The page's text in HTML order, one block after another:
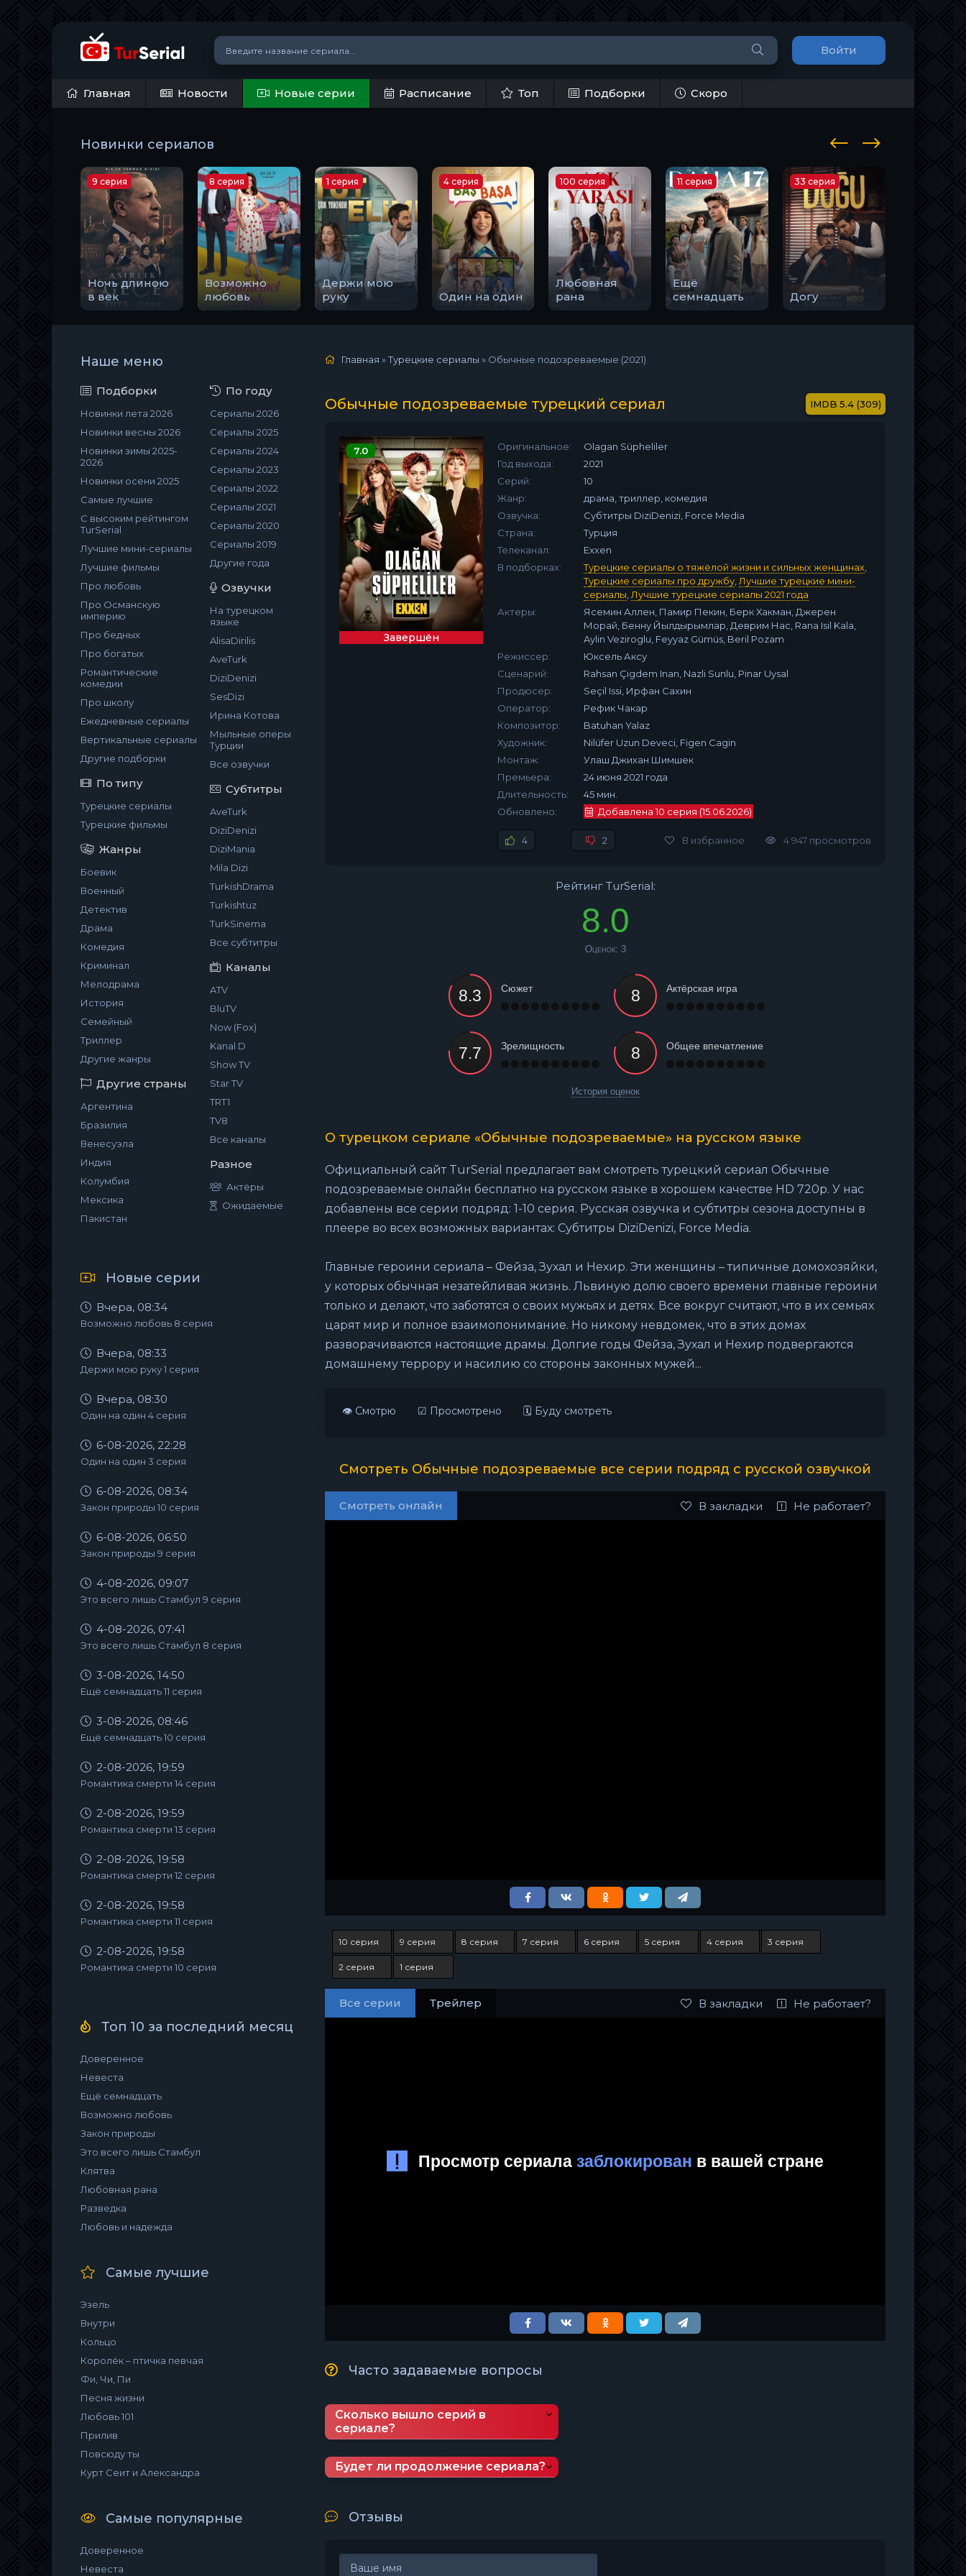
Войти
Главная Новости Новые серии Расписание Топ Подборки Скоро
Новинки сериалов
Ночь длиною
в век
9 серия
Возможно
любовь
8 серия
Держи мою
руку
1 серия
Один на один
4 серия
Любовная
рана
100 серия
Ещё
семнадцать
11 серия
Догу
33 серия
Наше меню
Подборки
Новинки лета 2026
Новинки весны 2026
Новинки зимы 2025-
2026
Новинки осени 2025
Самые лучшие
С высоким рейтингом
TurSerial
Лучшие мини-сериалы
Лучшие фильмы
Про любовь
Про Османскую
империю
Про бедных
Про богатых
Романтические
комедии
Про школу
Ежедневные сериалы
Вертикальные сериалы
Другие подборки
По типу
Турецкие сериалы
Турецкие фильмы
Жанры
Боевик
Военный
Детектив
Драма
Комедия
Криминал
Мелодрама
История
Семейный
Триллер
Другие жанры
Другие страны
Аргентина
Бразилия
Венесуэла
Индия
Колумбия
Мексика
Пакистан
По году
Сериалы 2026
Сериалы 2025
Сериалы 2024
Сериалы 2023
Сериалы 2022
Сериалы 2021
Сериалы 2020
Сериалы 2019
Другие года
Озвучки
На турецком
языке
AlisaDirilis
AveTurk
DiziDenizi
SesDizi
Ирина Котова
Мыльные оперы
Турции
Все озвучки
Субтитры
AveTurk
DiziDenizi
DiziMania
Mila Dizi
TurkishDrama
Turkishtuz
TurkSinema
Все субтитры
Каналы
ATV
BluTV
Now (Fox)
Kanal D
Show TV
Star TV
TRT1
TV8
Все каналы
Разное
Актёры
Ожидаемые
Новые серии
Вчера, 08:34
Возможно любовь 8 серия
Вчера, 08:33
Держи мою руку 1 серия
Вчера, 08:30
Один на один 4 серия
6-08-2026, 22:28
Один на один 3 серия
6-08-2026, 08:34
Закон природы 10 серия
6-08-2026, 06:50
Закон природы 9 серия
4-08-2026, 09:07
Это всего лишь Стамбул 9 серия
4-08-2026, 07:41
Это всего лишь Стамбул 8 серия
3-08-2026, 14:50
Ещё семнадцать 11 серия
3-08-2026, 08:46
Ещё семнадцать 10 серия
2-08-2026, 19:59
Романтика смерти 14 серия
2-08-2026, 19:59
Романтика смерти 13 серия
2-08-2026, 19:58
Романтика смерти 12 серия
2-08-2026, 19:58
Романтика смерти 11 серия
2-08-2026, 19:58
Романтика смерти 10 серия
Топ 10 за последний месяц
Доверенное
Невеста
Ещё семнадцать
Возможно любовь
Закон природы
Это всего лишь Стамбул
Клятва
Любовная рана
Разведка
Любовь и надежда
Самые лучшие
Эзель
Внутри
Кольцо
Королёк – птичка певчая
Фи, Чи, Пи
Песня жизни
Любовь 101
Прилив
Повсюду ты
Курт Сеит и Александра
Самые популярные
Доверенное
Невеста
Главная »Турецкие сериалы » Обычные подозреваемые (2021)
Обычные подозреваемые турецкий сериал 5.4 (309)
7.0
Завершён
Оригинальное:
Olagan Süpheliler
Год выхода:
2021
Серий:
10
Жанр:
драма, триллер, комедия
Озвучка:
Субтитры DiziDenizi, Force Media
Страна:
Турция
Телеканал:
Exxen
В подборках:
Турецкие сериалы о тяжёлой жизни и сильных женщинах
Турецкие сериалы про дружбу Лучшие турецкие мини-
сериалы Лучшие турецкие сериалы 2021 года
Актеры:
Ясемин Аллен, Памир Пекин, Берк Хакман, Джерен
Морай, Бенну Йылдырымлар, Деврим Нас, Rana Isil Kala,
Aylin Veziroglu, Feyyaz Gümüs, Beril Pozam
Режиссер:
Юксель Аксу
Сценарий:
Rahsan Çigdem Inan, Nazli Sunlu, Pinar Uysal
Продюсер:
Seçil Issi, Ирфан Сахин
Оператор:
Рефик Чакар
Композитор:
Batuhan Yalaz
Художник:
Nilüfer Uzun Deveci, Figen Cagin
Монтаж:
Улаш Джихан Шимшек
Премьера:
24 июня 2021 года
Длительность:
45 мин.
Обновлено:
Добавлена 10 серия (15.06.2026)
4 2 В избранное 4 947 просмотров
Рейтинг TurSerial:
8.0
Оценок: 3
Сюжет Актёрская игра
Зрелищность Общее впечатление
История оценок
О турецком сериале «Обычные подозреваемые» на русском языке
Официальный сайт TurSerial предлагает вам смотреть турецкий сериал Обычные
подозреваемые онлайн бесплатно на русском языке в хорошем качестве HD 720p. У нас
добавлены все серии подряд: 1-10 серия. Русская озвучка и субтитры сезона доступны в
плеере во всех возможных вариантах: Субтитры DiziDenizi, Force Media.
Главные героини сериала – Фейза, Зухал и Нехир. Эти женщины – типичные домохозяйки,
у которых обычная незатейливая жизнь. Львиную долю своего времени главные героини
только и делают, что заботятся о своих мужьях и детях. Все вокруг считают, что в их семьях
царят мир и полное взаимопонимание. Но никому невдомек, что в этих домах
разворачиваются настоящие драмы. Долгие годы Фейза, Зухал и Нехир подвергаются
домашнему террору и насилию со стороны законных мужей...
👁 Смотрю ☑ Просмотрено 🗓 Буду смотреть
Смотреть Обычные подозреваемые все серии подряд с русской озвучкой
Смотреть онлайн В закладки Не работает?
10 серия 9 серия 8 серия 7 серия 6 серия 5 серия 4 серия 3 серия
2 серия 1 серия
Все серии Трейлер В закладки Не работает?
Часто задаваемые вопросы
Сколько вышло серий в
сериале?
Будет ли продолжение сериала?
Отзывы